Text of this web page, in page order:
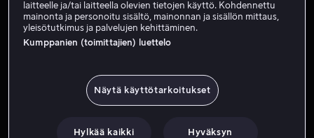
Osta 13,99 €
pakkomielteen ylemmän keskiluokan perheeseen. Pian
hänen pakkomielteensä heitä kohtaan muuttuu yhä
laitteelle ja/tai laitteella olevien tietojen käyttö. Kohdennettu
mainonta ja personoitu sisältö, mainonnan ja sisällön mittaus,
yleisötutkimus ja palvelujen kehittäminen.
Kumppanien (toimittajien) luettelo
Näytä käyttötarkoitukset
Hylkää kaikki Hyväksyn